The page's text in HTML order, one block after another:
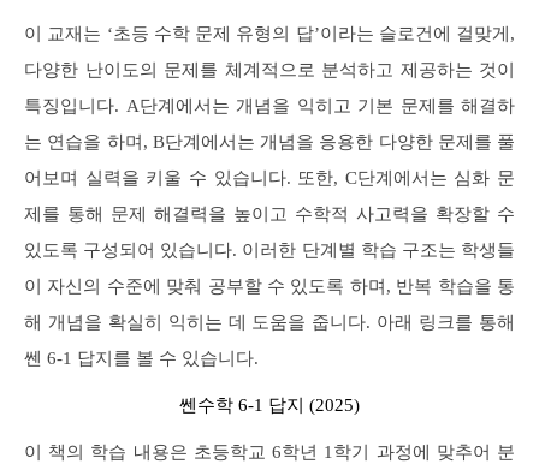
이 교재는 ‘초등 수학 문제 유형의 답’이라는 슬로건에 걸맞게,
다양한 난이도의 문제를 체계적으로 분석하고 제공하는 것이
특징입니다. A단계에서는 개념을 익히고 기본 문제를 해결하
는 연습을 하며, B단계에서는 개념을 응용한 다양한 문제를 풀
어보며 실력을 키울 수 있습니다. 또한, C단계에서는 심화 문
제를 통해 문제 해결력을 높이고 수학적 사고력을 확장할 수
있도록 구성되어 있습니다. 이러한 단계별 학습 구조는 학생들
이 자신의 수준에 맞춰 공부할 수 있도록 하며, 반복 학습을 통
해 개념을 확실히 익히는 데 도움을 줍니다. 아래 링크를 통해
쎈 6-1 답지를 볼 수 있습니다.
쎈수학 6-1 답지 (2025)
이 책의 학습 내용은 초등학교 6학년 1학기 과정에 맞추어 분